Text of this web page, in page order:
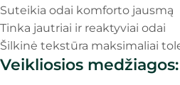
Suteikia odai komforto jausmą
Tinka jautriai ir reaktyviai odai
Šilkinė tekstūra maksimaliai
Veikliosios medžiagos: